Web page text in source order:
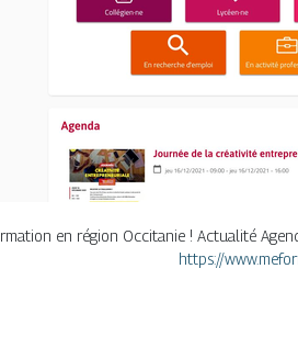
en région Occitanie ! Actualité
https://